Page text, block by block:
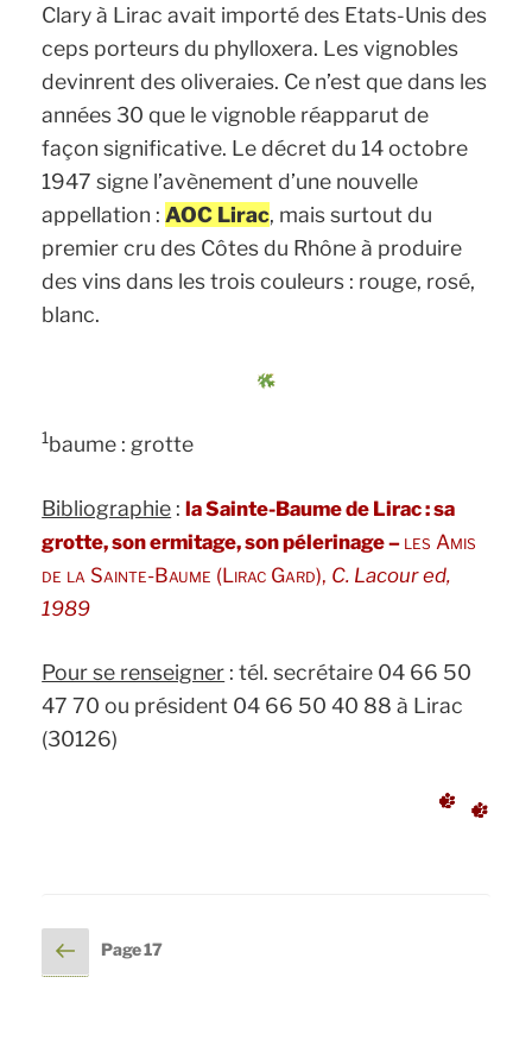
Clary à Lirac avait importé des Etats-Unis des
ceps porteurs du phylloxera. Les vignobles
devinrent des oliveraies. Ce n’est que dans les
années 30 que le vignoble réapparut de
façon significative. Le décret du 14 octobre
1947 signe l’avènement d’une nouvelle
appellation :AOC Lirac, mais surtout du
premier cru des Côtes du Rhône à produire
des vins dans les trois couleurs : rouge, rosé,
blanc.
1baume : grotte
Bibliographie :la Sainte-Baume de Lirac : sa
grotte, son ermitage, son pélerinage – les Amis
de la Sainte-Baume (Lirac Gard), C. Lacour ed,
1989
Pour se renseigner : tél. secrétaire 04 66 50
47 70 ou président 04 66 50 40 88 à Lirac
(30126)
Pagination
des
Page
précédente
Page17